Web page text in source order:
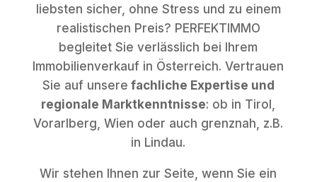
liebsten sicher, ohne Stress und zu einem
realistischen Preis? PERFEKTIMMO
begleitet Sie verlässlich bei Ihrem
Immobilienverkauf in Österreich. Vertrauen
Sie auf unsere fachliche Expertise und
regionale Marktkenntnisse: ob in Tirol,
Vorarlberg, Wien oder auch grenznah, z.B.
in Lindau.
Wir stehen Ihnen zur Seite, wenn Sie ein